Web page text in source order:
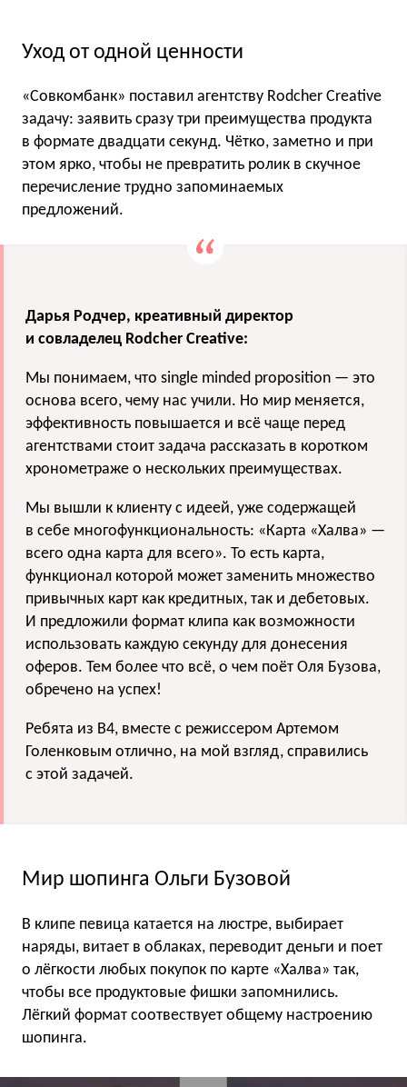
Уход от одной ценности
«Совкомбанк» поставил агентству Rodcher Creative
задачу: заявить сразу три преимущества продукта
в формате двадцати секунд. Чётко, заметно и при
этом ярко, чтобы не превратить ролик в скучное
перечисление трудно запоминаемых
предложений.
Дарья Родчер, креативный директор
и совладелец Rodcher Creative:
Мы понимаем, что single minded proposition — это
основа всего, чему нас учили. Но мир меняется,
эффективность повышается и всё чаще перед
агентствами стоит задача рассказать в коротком
хронометраже о нескольких преимуществах.
Мы вышли к клиенту с идеей, уже содержащей
в себе многофункциональность: «Карта «Халва» —
всего одна карта для всего». То есть карта,
функционал которой может заменить множество
привычных карт как кредитных, так и дебетовых.
И предложили формат клипа как возможности
использовать каждую секунду для донесения
оферов. Тем более что всё, о чем поёт Оля Бузова,
обречено на успех!
Ребята из B4, вместе с режиссером Артемом
Голенковым отлично, на мой взгляд, справились
с этой задачей.
Мир шопинга Ольги Бузовой
В клипе певица катается на люстре, выбирает
наряды, витает в облаках, переводит деньги и поет
о лёгкости любых покупок по карте «Халва» так,
чтобы все продуктовые фишки запомнились.
Лёгкий формат соотвествует общему настроению
шопинга.